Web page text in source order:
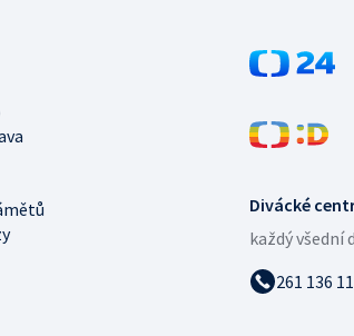
Divácké
každý všední
261 136